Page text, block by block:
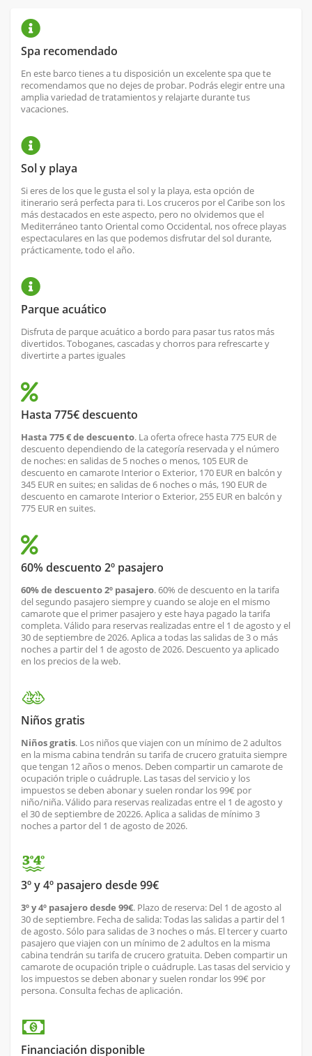
Spa recomendado
En este barco tienes a tu disposición un excelente spa que te
recomendamos que no dejes de probar. Podrás elegir entre una
amplia variedad de tratamientos y relajarte durante tus
vacaciones.
Sol y playa
Si eres de los que le gusta el sol y la playa, esta opción de
itinerario será perfecta para ti. Los cruceros por el Caribe son los
más destacados en este aspecto, pero no olvidemos que el
Mediterráneo tanto Oriental como Occidental, nos ofrece playas
espectaculares en las que podemos disfrutar del sol durante,
prácticamente, todo el año.
Parque acuático
Disfruta de parque acuático a bordo para pasar tus ratos más
divertidos. Toboganes, cascadas y chorros para refrescarte y
divertirte a partes iguales
Hasta 775€ descuento
Hasta 775 € de descuento. La oferta ofrece hasta 775 EUR de
descuento dependiendo de la categoría reservada y el número
de noches: en salidas de 5 noches o menos, 105 EUR de
descuento en camarote Interior o Exterior, 170 EUR en balcón y
345 EUR en suites; en salidas de 6 noches o más, 190 EUR de
descuento en camarote Interior o Exterior, 255 EUR en balcón y
775 EUR en suites.
60% descuento 2º pasajero
60% de descuento 2º pasajero. 60% de descuento en la tarifa
del segundo pasajero siempre y cuando se aloje en el mismo
camarote que el primer pasajero y este haya pagado la tarifa
completa. Válido para reservas realizadas entre el 1 de agosto y el
30 de septiembre de 2026. Aplica a todas las salidas de 3 o más
noches a partir del 1 de agosto de 2026. Descuento ya aplicado
en los precios de la web.
Niños gratis
Niños gratis. Los niños que viajen con un mínimo de 2 adultos
en la misma cabina tendrán su tarifa de crucero gratuita siempre
que tengan 12 años o menos. Deben compartir un camarote de
ocupación triple o cuádruple. Las tasas del servicio y los
impuestos se deben abonar y suelen rondar los 99€ por
niño/niña. Válido para reservas realizadas entre el 1 de agosto y
el 30 de septiembre de 20226. Aplica a salidas de mínimo 3
noches a partor del 1 de agosto de 2026.
3º y 4º pasajero desde 99€
3º y 4º pasajero desde 99€. Plazo de reserva: Del 1 de agosto al
30 de septiembre. Fecha de salida: Todas las salidas a partir del 1
de agosto. Sólo para salidas de 3 noches o más. El tercer y cuarto
pasajero que viajen con un mínimo de 2 adultos en la misma
cabina tendrán su tarifa de crucero gratuita. Deben compartir un
camarote de ocupación triple o cuádruple. Las tasas del servicio y
los impuestos se deben abonar y suelen rondar los 99€ por
persona. Consulta fechas de aplicación.
Financiación disponible